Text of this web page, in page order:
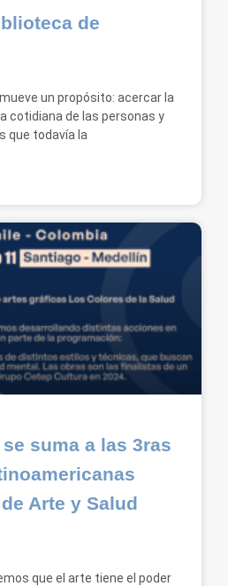
de
un propósito: acercar la
cotidiana de las personas y
que todavía la
suma a las 3ras
Arte y Salud
que el arte tiene el poder